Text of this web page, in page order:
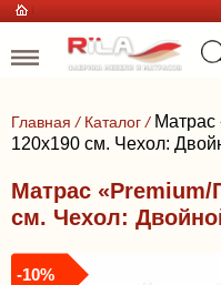
Главная / Каталог /
120x190 см. Чехол:
Матрас
см. Чехол:
-10%